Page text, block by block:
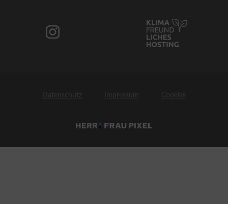
Datenschutz Impressum Cookies